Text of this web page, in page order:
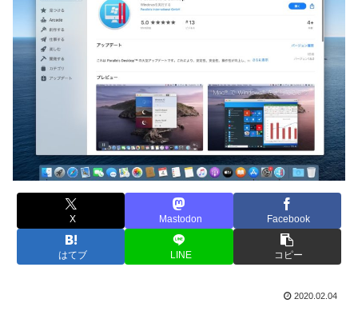
X Mastodon Facebook
はてブ LINE コピー
2020.02.04